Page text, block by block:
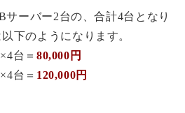
サーバー2台の、合計4台となり
下のようになります。
台＝ 80,000円
台＝ 120,000円